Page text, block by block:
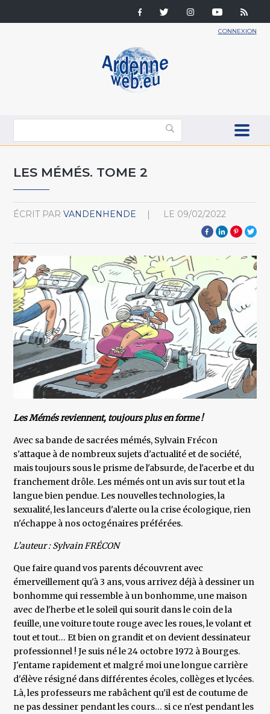
CONNEXION
LES MÉMÉS. TOME 2
ÉCRIT PAR VANDENHENDE LE 09/02/2022
Les Mémés reviennent, toujours plus en forme !
Avec sa bande de sacrées mémés, Sylvain Frécon
s'attaque à de nombreux sujets d'actualité et de société,
mais toujours sous le prisme de l'absurde, de l'acerbe et du
franchement drôle. Les mémés ont un avis sur tout et la
langue bien pendue. Les nouvelles technologies, la
sexualité, les lanceurs d'alerte ou la crise écologique, rien
n'échappe à nos octogénaires préférées.
L’auteur : Sylvain FRÉCON
Que faire quand vos parents découvrent avec
émerveillement qu'à 3 ans, vous arrivez déjà à dessiner un
bonhomme qui ressemble à un bonhomme, une maison
avec de l'herbe et le soleil qui sourit dans le coin de la
feuille, une voiture toute rouge avec les roues, le volant et
tout et tout… Et bien on grandit et on devient dessinateur
professionnel ! Je suis né le 24 octobre 1972 à Bourges.
J'entame rapidement et malgré moi une longue carrière
d'élève résigné dans différentes écoles, collèges et lycées.
Là, les professeurs me rabâchent qu'il est de coutume de
ne pas dessiner pendant les cours… si ce n'est pendant les